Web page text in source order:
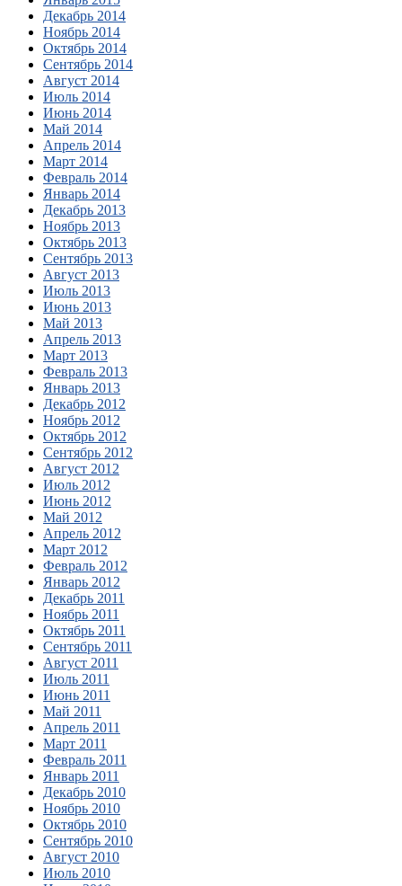
Декабрь 2014
Ноябрь 2014
Октябрь 2014
Сентябрь 2014
Август 2014
Июль 2014
Июнь 2014
Май 2014
Апрель 2014
Март 2014
Февраль 2014
Январь 2014
Декабрь 2013
Ноябрь 2013
Октябрь 2013
Сентябрь 2013
Август 2013
Июль 2013
Июнь 2013
Май 2013
Апрель 2013
Март 2013
Февраль 2013
Январь 2013
Декабрь 2012
Ноябрь 2012
Октябрь 2012
Сентябрь 2012
Август 2012
Июль 2012
Июнь 2012
Май 2012
Апрель 2012
Март 2012
Февраль 2012
Январь 2012
Декабрь 2011
Ноябрь 2011
Октябрь 2011
Сентябрь 2011
Август 2011
Июль 2011
Июнь 2011
Май 2011
Апрель 2011
Март 2011
Февраль 2011
Январь 2011
Декабрь 2010
Ноябрь 2010
Октябрь 2010
Сентябрь 2010
Август 2010
Июль 2010